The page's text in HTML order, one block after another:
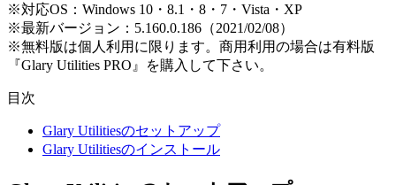
※対応OS：Windows 10・8.1・8・7・Vista・XP
※最新バージョン：5.160.0.186（2021/02/08）
※無料版は個人利用に限ります。商用利用の場合は有料版
『Glary Utilities PRO』を購入して下さい。
目次
Glary Utilitiesのセットアップ
Glary Utilitiesのインストール